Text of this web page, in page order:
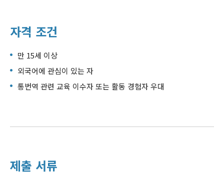
자격 조건
만 15세 이상
외국어에 관심이 있는 자
통번역 관련 교육 이수자 또는 활동 경험자 우대
제출 서류